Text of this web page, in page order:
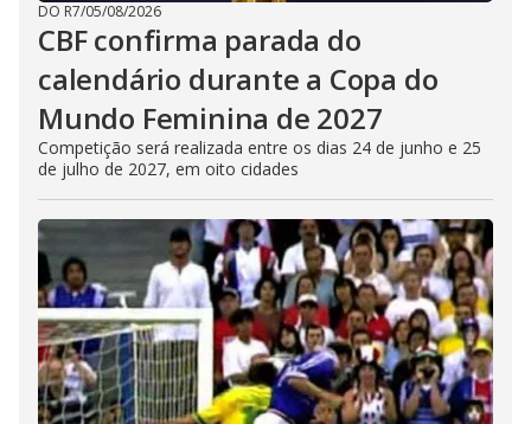
DO R7/05/08/2026
CBF confirma parada do
calendário durante a Copa do
Mundo Feminina de 2027
Competição será realizada entre os dias 24 de junho e 25
de julho de 2027, em oito cidades